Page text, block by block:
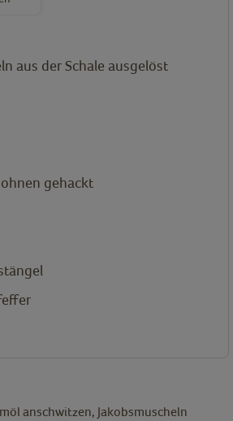
aus der Schale ausgelöst
gehackt
anschwitzen, Jakobsmuscheln